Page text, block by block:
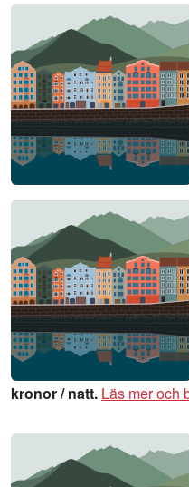
kronor / natt. Läs mer och